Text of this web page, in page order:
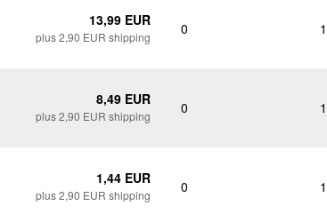
13,99 EUR
plus 2,90 EUR shipping 0
8,49 EUR
plus 2,90 EUR shipping 0
1,44 EUR
plus 2,90 EUR shipping 0